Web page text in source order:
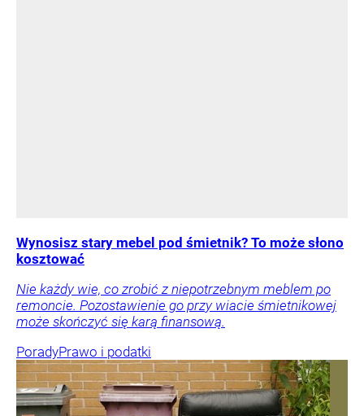
Wynosisz stary mebel pod śmietnik? To może słono
kosztować
Nie każdy wie, co zrobić z niepotrzebnym meblem po
remoncie. Pozostawienie go przy wiacie śmietnikowej
może skończyć się karą finansową.
PoradyPrawo i podatki